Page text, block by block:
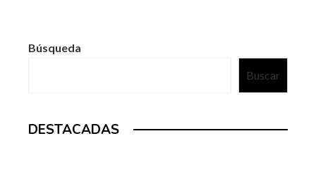
Búsqueda
Buscar
DESTACADAS